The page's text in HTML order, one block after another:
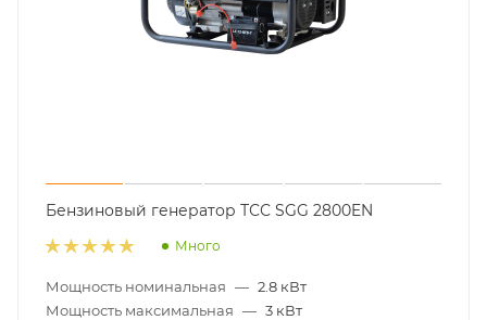
Бензиновый генератор ТСС SGG 2800EN
Много
Мощность номинальная — 2.8 кВт
Мощность максимальная — 3 кВт